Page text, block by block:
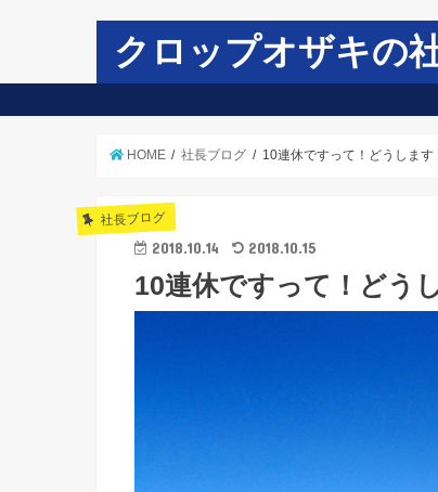
クロップオザキの
HOME 社長ブログ 10連休ですって！どうします
社長ブログ
2018.10.14 2018.10.15
10連休ですって！どう